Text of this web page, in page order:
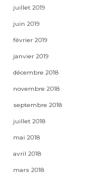
juillet 2019
juin 2019
février 2019
janvier 2019
décembre 2018
novembre 2018
septembre 2018
juillet 2018
mai 2018
avril 2018
mars 2018